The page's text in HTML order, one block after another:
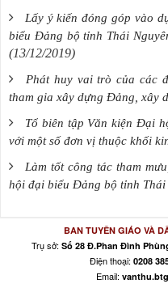
Lấy ý kiến đóng góp vào
biểu Đảng bộ tỉnh Thái
(13/12/2019)
Phát huy vai trò của các
tham gia xây dựng Đảng, xây
Tổ biên tập Văn kiện Đại
với một số đơn vị thuộc khối
Làm tốt công tác tham
hội đại biểu Đảng bộ tỉnh Thái
BAN TUYÊN GIÁO VÀ
Trụ sở: Số 28 Đ.Phan Đình
Điện thoại: 0208
Email: